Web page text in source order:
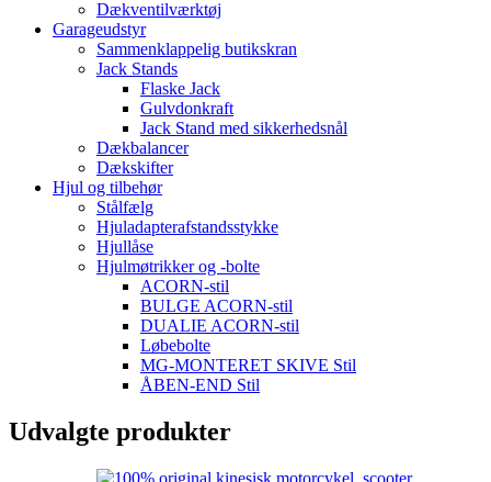
Dækventilværktøj
Garageudstyr
Sammenklappelig butikskran
Jack Stands
Flaske Jack
Gulvdonkraft
Jack Stand med sikkerhedsnål
Dækbalancer
Dækskifter
Hjul og tilbehør
Stålfælg
Hjuladapterafstandsstykke
Hjullåse
Hjulmøtrikker og -bolte
ACORN-stil
BULGE ACORN-stil
DUALIE ACORN-stil
Løbebolte
MG-MONTERET SKIVE Stil
ÅBEN-END Stil
Udvalgte produkter